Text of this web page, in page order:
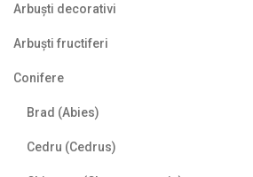
Arbuști decorativi
Arbuști fructiferi
Conifere
Brad (Abies)
Cedru (Cedrus)